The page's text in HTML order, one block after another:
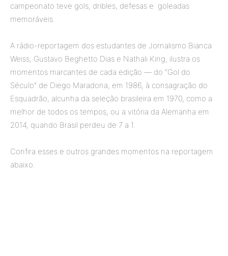
campeonato teve gols, dribles, defesas e goleadas
memoráveis.
A rádio-reportagem dos estudantes de Jornalismo Bianca
Weiss, Gustavo Beghetto Dias e Nathali King, ilustra os
momentos marcantes de cada edição — do “Gol do
Século” de Diego Maradona, em 1986, à consagração do
Esquadrão, alcunha da seleção brasileira em 1970, como a
melhor de todos os tempos, ou a vitória da Alemanha em
2014, quando Brasil perdeu de 7 a 1.
Confira esses e outros grandes momentos na reportagem
abaixo.